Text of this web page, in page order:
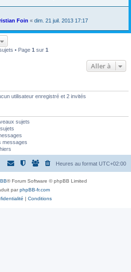
Foin « dim. 21 juil. 2013 17:17
• Page 1 sur 1
Aller à
utilisateur enregistré et 2 invités
sujets
messages
Heures au format UTC+02:00
® Forum Software © phpBB Limited
parphpBB-fr.com
| Conditions